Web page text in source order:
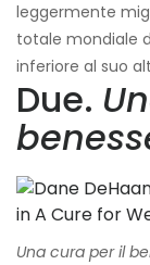
leggermente
totale mondiale
inferiore al suo
Due.
Una cura per il